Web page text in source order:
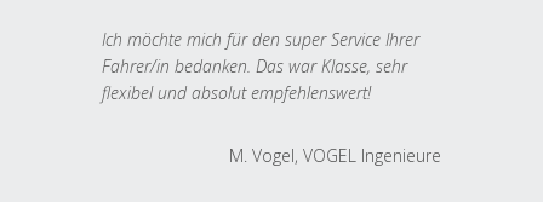
Ich möchte mich für den super Service Ihrer
Fahrer/in bedanken. Das war Klasse, sehr
flexibel und absolut empfehlenswert!
M. Vogel, VOGEL Ingenieure